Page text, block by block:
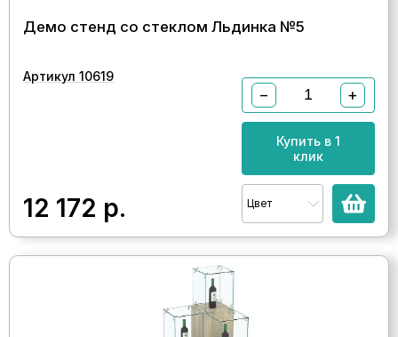
Демо стенд со стеклом Льдинка №5
Артикул 10619
12 172 р.
− +
Купить в 1
клик
Цвет